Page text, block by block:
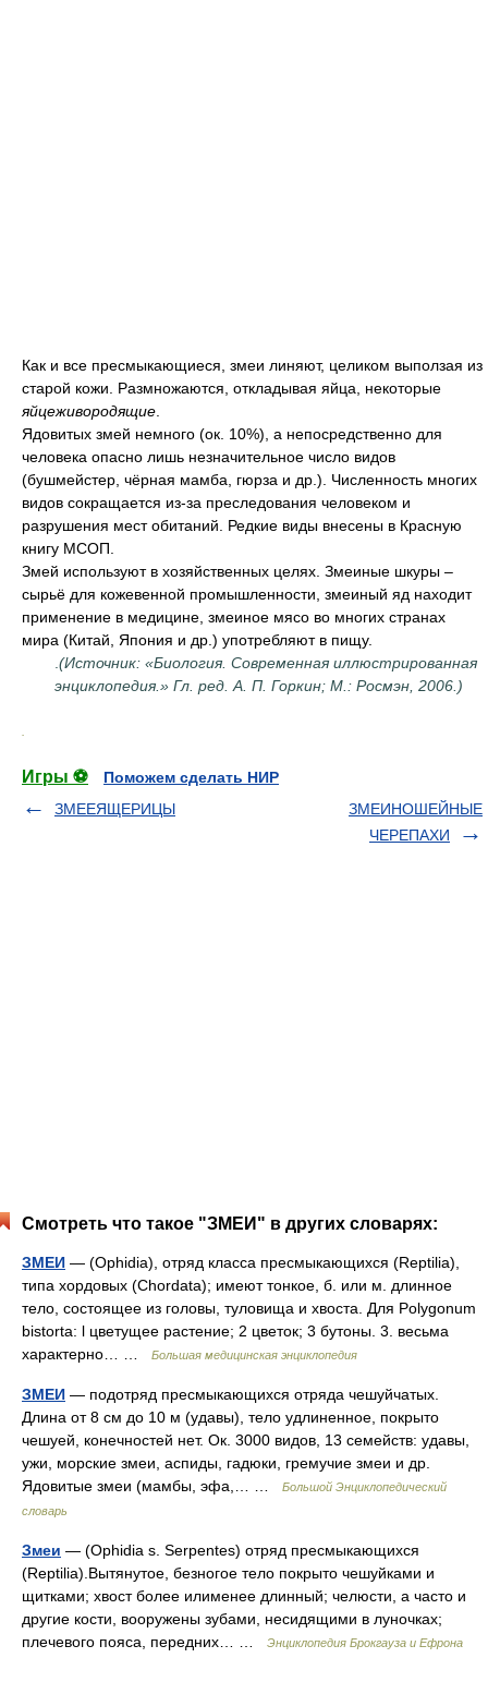
Как и все пресмыкающиеся, змеи линяют, целиком выползая из
старой кожи. Размножаются, откладывая яйца, некоторые
яйцеживородящие
Ядовитых змей немного (ок. 10%), а непосредственно для
человека опасно лишь незначительное число видов
(бушмейстер, чёрная мамба, гюрза и др.). Численность многих
видов сокращается из-за преследования человеком и
разрушения мест обитаний. Редкие виды внесены в Красную
книгу МСОП.
Змей используют в хозяйственных целях. Змеиные шкуры –
сырьё для кожевенной промышленности, змеиный яд находит
применение в медицине, змеиное мясо во многих странах
мира (Китай, Япония и др.) употребляют в пищу.
(Источник: «Биология. Современная иллюстрированная
энциклопедия.» Гл. ред. А. П. Горкин; М.: Росмэн, 2006.)
Игры ⚽
Поможем сделать НИР
ЗМЕЕЯЩЕРИЦЫ
ЗМЕИНОШЕЙНЫЕ
ЧЕРЕПАХИ
Смотреть что такое "ЗМЕИ" в других словарях:
ЗМЕИ — (Ophidia), отряд класса пресмыкающихся (Reptilia),
типа хордовых (Chordata); имеют тонкое, б. или м. длинное
тело, состоящее из головы, туловища и хвоста. Для Polygonum
bistorta: l цветущее растение; 2 цветок; 3 бутоны. 3. весьма
характерно… …
Большая медицинская энциклопедия
ЗМЕИ — подотряд пресмыкающихся отряда чешуйчатых.
Длина от 8 см до 10 м (удавы), тело удлиненное, покрыто
чешуей, конечностей нет. Ок. 3000 видов, 13 семейств: удавы,
ужи, морские змеи, аспиды, гадюки, гремучие змеи и др.
Ядовитые змеи (мамбы, эфа,… …
Большой Энциклопедический
словарь
Змеи — (Ophidia s. Serpentes) отряд пресмыкающихся
(Reptilia).Вытянутое, безногое тело покрыто чешуйками и
щитками; хвост более илименее длинный; челюсти, а часто и
другие кости, вооружены зубами, несидящими в луночках;
плечевого пояса, передних… …
Энциклопедия Брокгауза и Ефрона